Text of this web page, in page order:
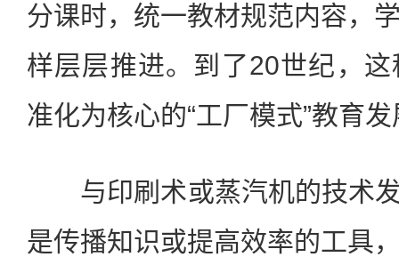
分课时，统一教材规范内容，
样层层推进。到了20世纪，
准化为核心的“工厂模式”教育
与印刷术或蒸汽机的技术发
是传播知识或提高效率的工具